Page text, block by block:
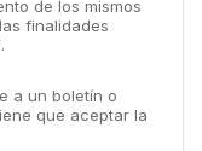
de los mismos
finalidades
a un boletín o
que aceptar la